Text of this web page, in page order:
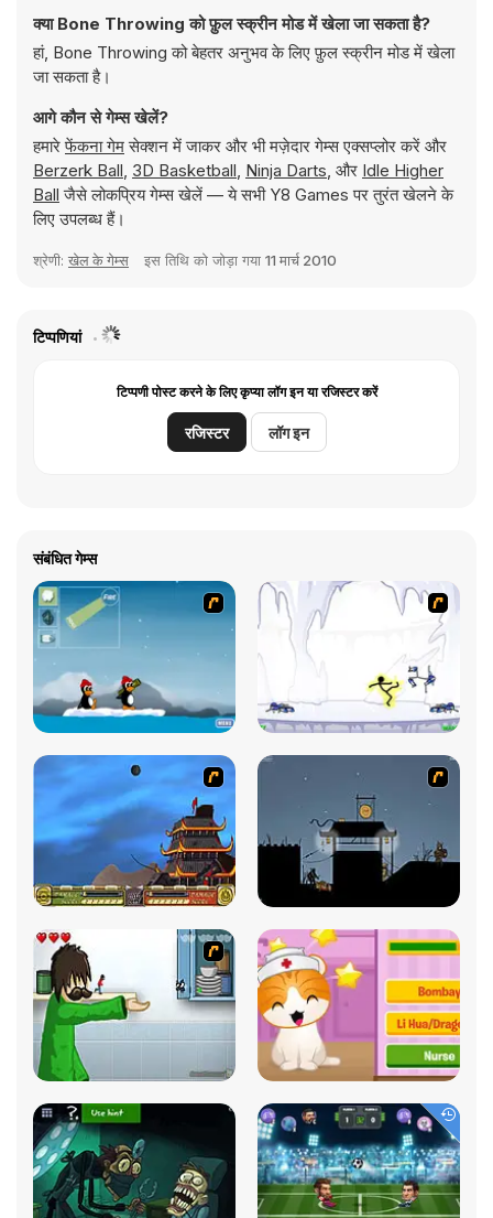
क्या Bone Throwing को फ़ुल स्क्रीन मोड में खेला जा सकता है?
हां, Bone Throwing को बेहतर अनुभव के लिए फ़ुल स्क्रीन मोड में खेला
जा सकता है।
आगे कौन से गेम्स खेलें?
हमारेफेंकना गेमसेक्शन में जाकर और भी मज़ेदार गेम्स एक्सप्लोर करें और
Berzerk Ball, 3D Basketball, Ninja Darts, और Idle Higher
Ball जैसे लोकप्रिय गेम्स खेलें — ये सभी Y8 Games पर तुरंत खेलने के
लिए उपलब्ध हैं।
श्रेणी: खेल के गेम्स इस तिथि को जोड़ा गया 11 मार्च 2010
टिप्पणियां
टिप्पणी पोस्ट करने के लिए कृप्या लॉग इन या रजिस्टर करें
रजिस्टर लॉग इन
संबंधित गेम्स